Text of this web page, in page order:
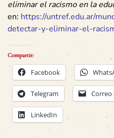
eliminar el racismo en la
en: https://untref.edu.ar/
detectar-y-eliminar-el-
Compartir:
Facebook
Telegram Correo
LinkedIn